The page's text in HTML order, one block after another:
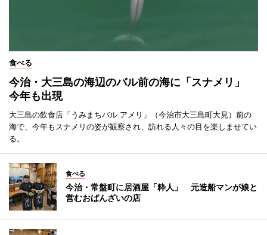
食べる
今治・大三島の海辺のバル前の海に「スナメリ」
今年も出現
大三島の飲食店「うみまちバル アメリ」（今治市大三島町大見）前の
海で、今年もスナメリの姿が観察され、訪れる人々の目を楽しませてい
る。
食べる
今治・常盤町に居酒屋「粋人」 元造船マンが娘と
営むおばんざいの店